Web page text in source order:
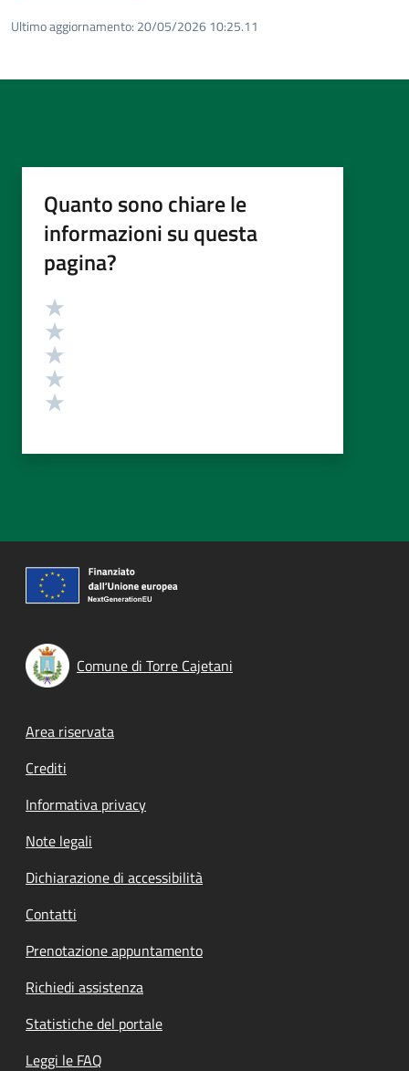
Ultimo aggiornamento: 20/05/2026 10:25.11
Quanto sono chiare le
informazioni su questa
pagina?
Valutazione
Comune di Torre Cajetani
Footer menu
Area riservata
Crediti
Informativa privacy
Note legali
Dichiarazione di accessibilità
Contatti
Prenotazione appuntamento
Richiedi assistenza
Statistiche del portale
Leggi le FAQ